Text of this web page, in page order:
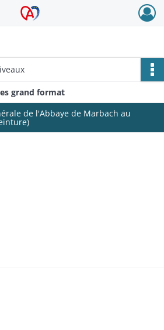
Alsace - Colmar
grand format
de l'Abbaye de Marbach au